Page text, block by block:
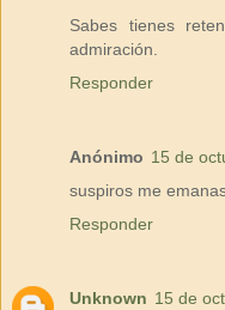
Sabes tienes
admiración.
Responder
Anónimo 15 de
suspiros me
Responder
Unknown 15 de